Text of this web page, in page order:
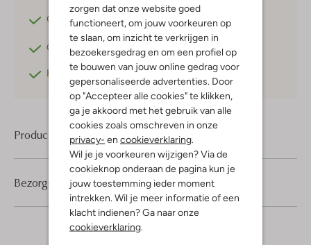
zorgen dat onze website goed
functioneert, om jouw voorkeuren op
te slaan, om inzicht te verkrijgen in
bezoekersgedrag en om een profiel op
te bouwen van jouw online gedrag voor
gepersonaliseerde advertenties. Door
op "Accepteer alle cookies" te klikken,
ga je akkoord met het gebruik van alle
cookies zoals omschreven in onze
privacy- en cookieverklaring.
Wil je je voorkeuren wijzigen? Via de
cookieknop onderaan de pagina kun je
jouw toestemming ieder moment
intrekken. Wil je meer informatie of een
klacht indienen? Ga naar onze
cookieverklaring.
Gratis verzending vanaf €75,-
Gratis retourneren binnen 30 dagen*
Betaal achteraf met Klarna
Product informatie
Bezorgen & retourneren